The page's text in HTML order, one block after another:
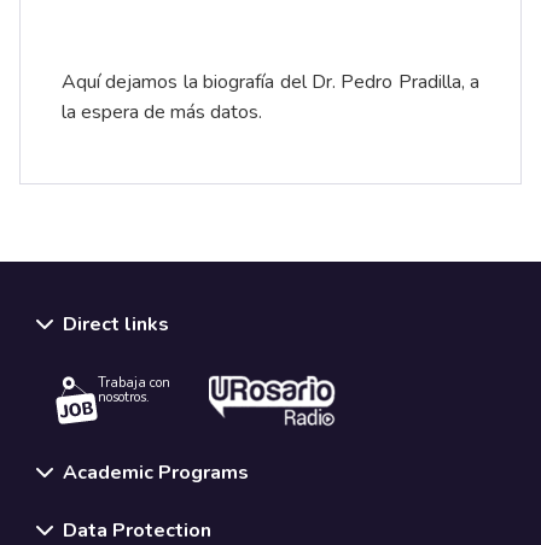
Aquí dejamos la biografía del Dr. Pedro Pradilla, a
la espera de más datos.
Direct links
Trabaja con
nosotros.
Academic Programs
Data Protection